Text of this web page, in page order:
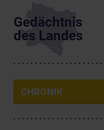
Gedächtnis
des Landes
CHRONIK